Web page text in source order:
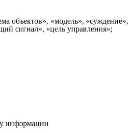
объектов», «модель», «суждение»,
сигнал», «цель управления»;
информации